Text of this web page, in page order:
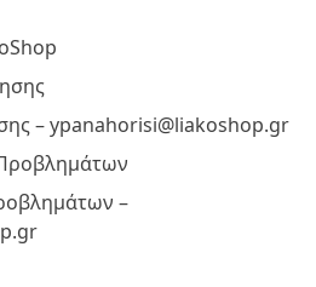
–ypanahorisi@liakoshop.gr
–